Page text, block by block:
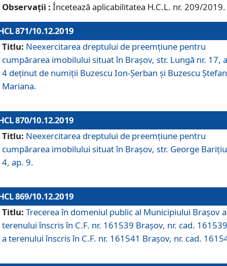
Observații : Încetează aplicabilitatea H.C.L. nr. 209/2019.
871/10.12.2019
Titlu: Neexercitarea dreptului de preemţiune pentru
cumpărarea imobilului situat în Braşov, str. Lungă nr. 17,
4 deţinut de numiţii Buzescu Ion-Şerban și Buzescu
Mariana.
870/10.12.2019
Titlu: Neexercitarea dreptului de preemţiune pentru
cumpărarea imobilului situat în Braşov, str. George
4, ap. 9.
869/10.12.2019
Titlu: Trecerea în domeniul public al Municipiului Braşov a
terenului înscris în C.F. nr. 161539 Brașov, nr. cad.
a terenului înscris în C.F. nr. 161541 Brașov, nr. cad.